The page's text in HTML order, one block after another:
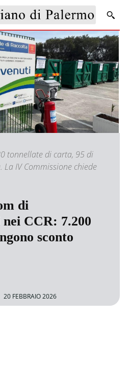
tonnellate di carta, 95 di
La IV Commissione chiede
di
CCR: 7.200
sconto
20 FEBBRAIO 2026